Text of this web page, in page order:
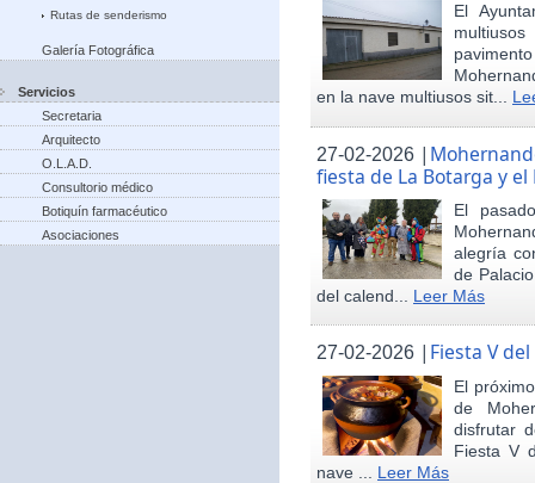
Rutas de senderismo
Galería Fotográfica
Servicios
Secretaria
Arquitecto
O.L.A.D.
Consultorio médico
Botiquín farmacéutico
Asociaciones
El
en la nave multiusos sit...
27-02-2026 |
fiesta de La Botarga y
El
alegría
de
del calend... Leer Más
27-02-2026 | Fiesta V
El
de
disfrutar
Fiesta V
nave ... Leer Más